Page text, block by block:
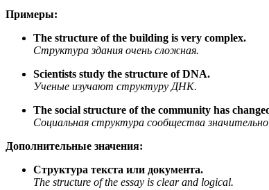
Примеры:
The structure of the building is very complex.
Структура здания очень сложная.
Scientists study the structure of DNA.
Ученые изучают структуру ДНК.
The social structure of the community has
Социальная структура сообщества значительно
Дополнительные значения:
Структура текста или документа.
The structure of the essay is clear and logical.